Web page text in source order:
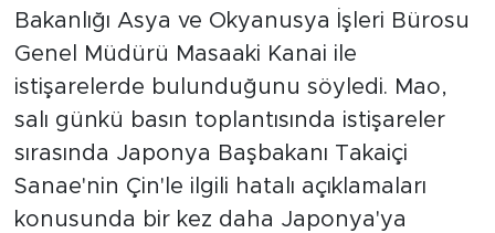
Bakanlığı Asya ve Okyanusya İşleri Bürosu
Genel Müdürü Masaaki Kanai ile
istişarelerde bulunduğunu söyledi. Mao,
salı günkü basın toplantısında istişareler
sırasında Japonya Başbakanı Takaiçi
Sanae'nin Çin'le ilgili hatalı açıklamaları
konusunda bir kez daha Japonya'ya